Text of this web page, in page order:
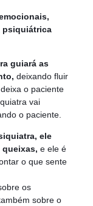
psiquiátrica
guiará as
deixando fluir
o paciente
vai
o paciente.
ele
e ele é
o que sente
os
sobre o